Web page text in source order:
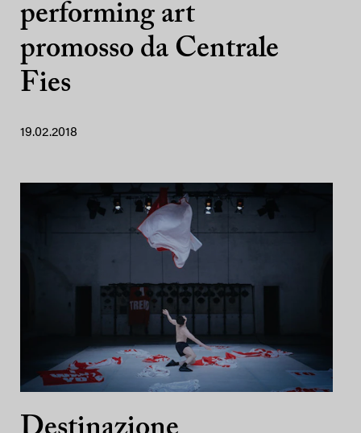
performing art
promosso da Centrale
Fies
19.02.2018